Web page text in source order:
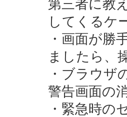
第三者に教
してくるケ
・画面が勝
ましたら、
・ブラウザ
警告画面の
・緊急時の